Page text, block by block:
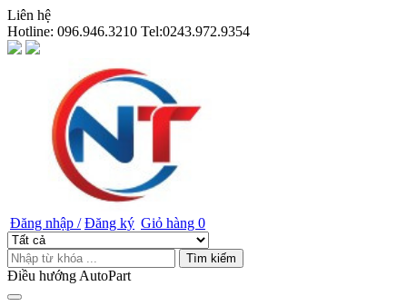
Liên hệ
Hotline: 096.946.3210 Tel:0243.972.9354
Đăng nhập / Đăng ký Giỏ hàng 0
Tìm kiếm
Điều hướng AutoPart